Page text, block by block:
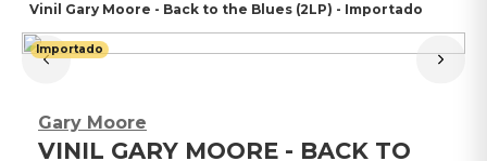
Vinil Gary Moore - Back to the Blues (2LP) - Importado
Importado
Gary Moore
VINIL GARY MOORE - BACK TO